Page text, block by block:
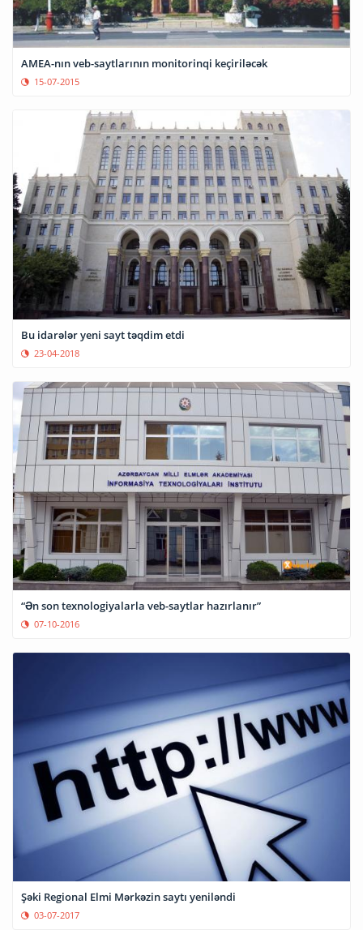
AMEA-nın veb-saytlarının monitorinqi keçiriləcək
15-07-2015
Bu idarələr yeni sayt təqdim etdi
23-04-2018
“Ən son texnologiyalarla veb-saytlar hazırlanır”
07-10-2016
Şəki Regional Elmi Mərkəzin saytı yeniləndi
03-07-2017